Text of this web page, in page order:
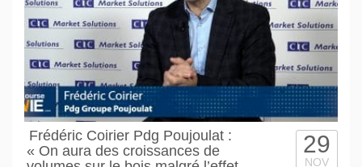
Frédéric Coirier Pdg Poujoulat :
« On aura des croissances de
29
NOV